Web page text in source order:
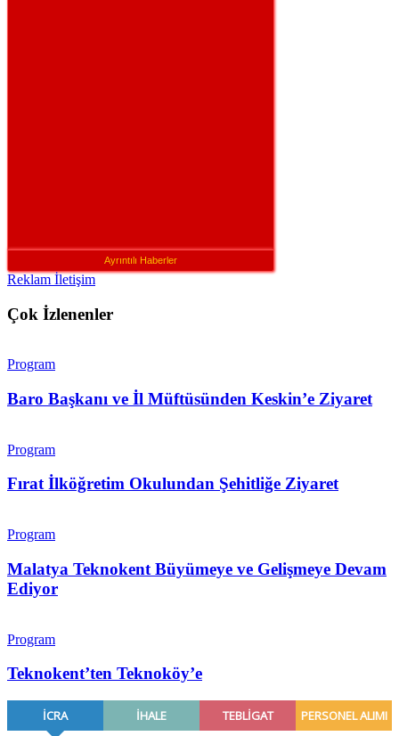
Ayrıntılı Haberler
Reklam İletişim
Çok İzlenenler
Program
Baro Başkanı ve İl Müftüsünden Keskin’e Ziyaret
Program
Fırat İlköğretim Okulundan Şehitliğe Ziyaret
Program
Malatya Teknokent Büyümeye ve Gelişmeye Devam
Ediyor
Program
Teknokent’ten Teknoköy’e